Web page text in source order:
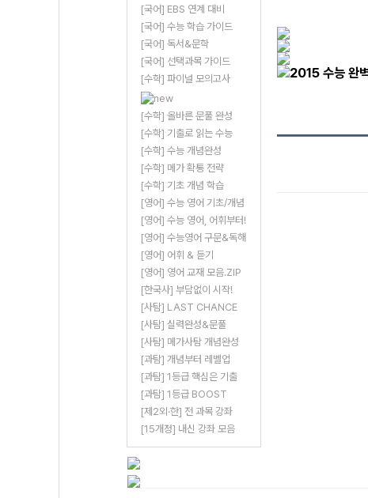
[국어] EBS 연계 대비
[국어] 수능 학습 가이드
[국어] 독서&문학
[국어] 선택과목 가이드
[수학] 파이널 모의고사
[수학] 올바른 문풀 완성
[수학] 기출로 읽는 수능
[수학] 수능 개념완성
[수학] 메가 확통 전략
[수학] 기초 개념 학습
[영어] 수능 영어 기초/개념
[영어] 수능 영어, 어휘부터!
[영어] 수능영어 구문&독해
[영어] 어휘 & 듣기
[영어] 영어 교재 모음.ZIP
[한국사] 부담없이 시작!
[사탐] LAST CHANCE
[사탐] 실력완성&문풀
[사탐] 메가사탐 개념완성
[과탐] 개념부터 레벨업
[과탐] 1등급 핵심은 기출
[과탐] 1등급 BOOST
[제2외·한] 전 과목 강좌
[15개정] 내신 강좌 모음